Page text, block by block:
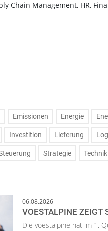
Chain Management, HR,
Emissionen Energie
Investition Lieferung
Strategie Technik
06.08.2026
VOESTALPINE
Die voestalpine hat im 1.